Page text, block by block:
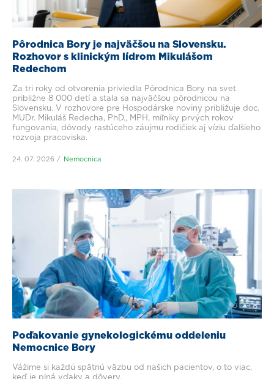
Pôrodnica Bory je najväčšou na Slovensku.
Rozhovor s klinickým lídrom Mikulášom
Redechom
Za tri roky od otvorenia priviedla Pôrodnica Bory na svet
približne 8 000 detí a stala sa najväčšou pôrodnicou na
Slovensku. V rozhovore pre Hospodárske noviny približuje doc.
MUDr. Mikuláš Redecha, PhD., MPH, míľniky prvých rokov
fungovania, dôvody rastúceho záujmu rodičiek aj víziu ďalšieho
rozvoja pracoviska.
24. 07. 2026 Nemocnica
Poďakovanie gynekologickému oddeleniu
Nemocnice Bory
Vážime si každú spätnú väzbu od našich pacientov, o to viac,